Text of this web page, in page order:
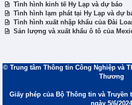
Tình hình kinh tế Hy Lạp và dự báo
Tình hình lạm phát tại Hy Lạp và dự
Tình hình xuất nhập khẩu của Đài
Sản lượng và xuất khẩu ô tô của
© Trung tâm Thông tin Công Nghiệp và
Thương
Giấy phép của Bộ Thông tin và Truyền
ngày 5/6/2024